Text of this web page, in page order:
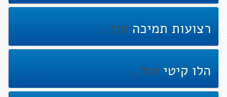
רצועות תמיכה עוד..
הלו קיטי עוד..